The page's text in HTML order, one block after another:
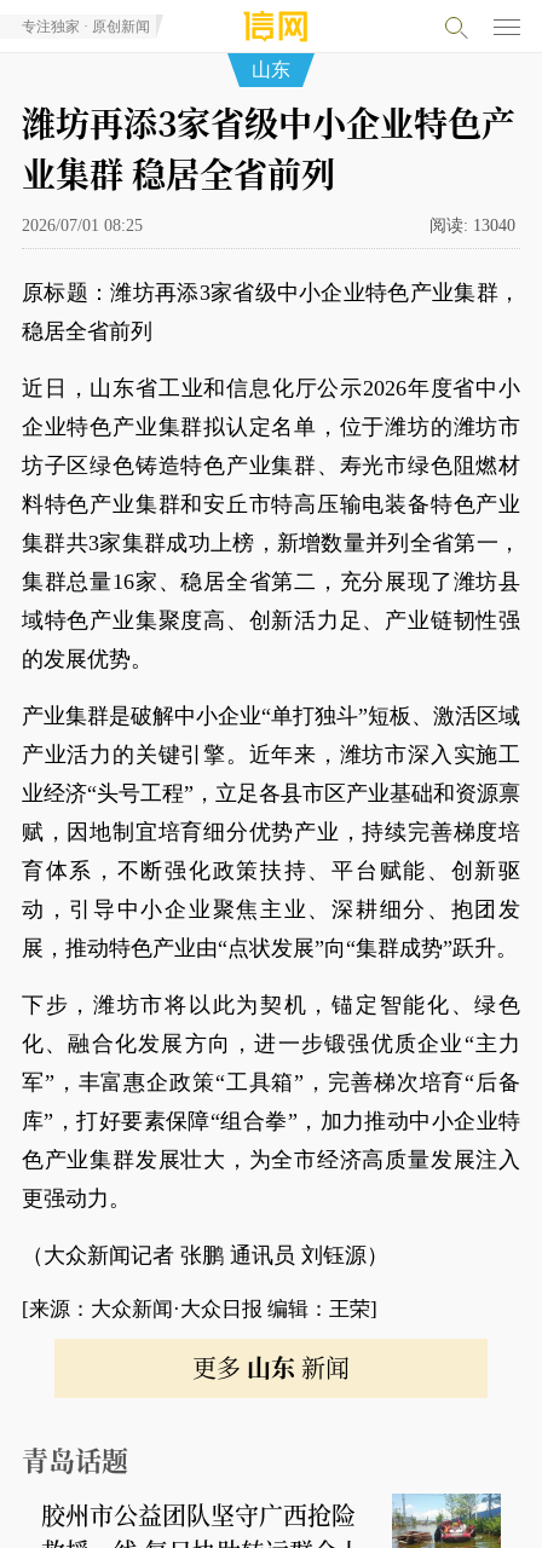
专注独家 · 原创新闻
山东
潍坊再添3家省级中小企业特色产
业集群 稳居全省前列
2026/07/01 08:25 阅读: 13040
原标题：潍坊再添3家省级中小企业特色产业集群，
稳居全省前列
近日，山东省工业和信息化厅公示2026年度省中小
企业特色产业集群拟认定名单，位于潍坊的潍坊市
坊子区绿色铸造特色产业集群、寿光市绿色阻燃材
料特色产业集群和安丘市特高压输电装备特色产业
集群共3家集群成功上榜，新增数量并列全省第一，
集群总量16家、稳居全省第二，充分展现了潍坊县
域特色产业集聚度高、创新活力足、产业链韧性强
的发展优势。
产业集群是破解中小企业“单打独斗”短板、激活区域
产业活力的关键引擎。近年来，潍坊市深入实施工
业经济“头号工程”，立足各县市区产业基础和资源禀
赋，因地制宜培育细分优势产业，持续完善梯度培
育体系，不断强化政策扶持、平台赋能、创新驱
动，引导中小企业聚焦主业、深耕细分、抱团发
展，推动特色产业由“点状发展”向“集群成势”跃升。
下步，潍坊市将以此为契机，锚定智能化、绿色
化、融合化发展方向，进一步锻强优质企业“主力
军”，丰富惠企政策“工具箱”，完善梯次培育“后备
库”，打好要素保障“组合拳”，加力推动中小企业特
色产业集群发展壮大，为全市经济高质量发展注入
更强动力。
（大众新闻记者 张鹏 通讯员 刘钰源）
[来源：大众新闻·大众日报 编辑：王荣]
更多 山东 新闻
青岛话题
胶州市公益团队坚守广西抢险